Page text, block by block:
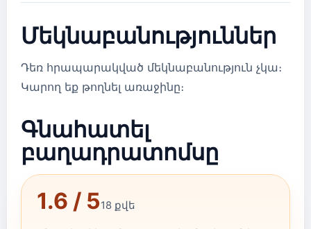
Մեկնաբանություններ
Դեռ հրապարակված մեկնաբանություն չկա։
Կարող եք թողնել առաջինը։
Գնահատել
բաղադրատոմսը
1.6 / 518 քվե